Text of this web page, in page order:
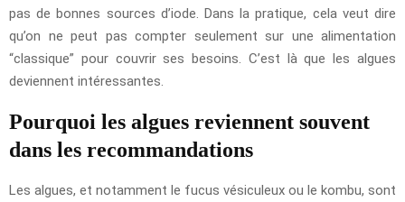
pas de bonnes sources d’iode. Dans la pratique, cela veut dire
qu’on ne peut pas compter seulement sur une alimentation
“classique” pour couvrir ses besoins. C’est là que les algues
deviennent intéressantes.
Pourquoi les algues reviennent souvent
dans les recommandations
Les algues, et notamment le fucus vésiculeux ou le kombu, sont